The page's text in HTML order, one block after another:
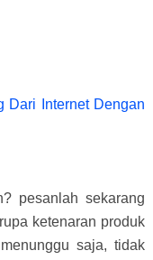
Dari Internet Dengan
pesanlah sekarang
ketenaran produk
saja, tidak